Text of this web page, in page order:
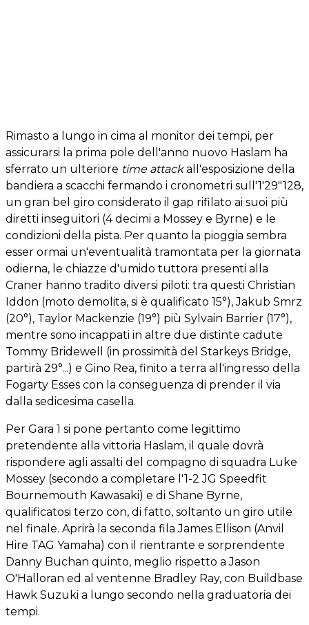
Rimasto a lungo in cima al monitor dei tempi, per
assicurarsi la prima pole dell'anno nuovo Haslam ha
sferrato un ulteriore time attackall'esposizione della
bandiera a scacchi fermando i cronometri sull'1'29"128,
un gran bel giro considerato il gap rifilato ai suoi più
diretti inseguitori (4 decimi a Mossey e Byrne) e le
condizioni della pista. Per quanto la pioggia sembra
esser ormai un'eventualità tramontata per la giornata
odierna, le chiazze d'umido tuttora presenti alla
Craner hanno tradito diversi piloti: tra questi Christian
Iddon (moto demolita, si è qualificato 15°), Jakub Smrz
(20°), Taylor Mackenzie (19°) più Sylvain Barrier (17°),
mentre sono incappati in altre due distinte cadute
Tommy Bridewell (in prossimità del Starkeys Bridge,
partirà 29°...) e Gino Rea, finito a terra all'ingresso della
Fogarty Esses con la conseguenza di prender il via
dalla sedicesima casella.
Per Gara 1 si pone pertanto come legittimo
pretendente alla vittoria Haslam, il quale dovrà
rispondere agli assalti del compagno di squadra Luke
Mossey (secondo a completare l'1-2 JG Speedfit
Bournemouth Kawasaki) e di Shane Byrne,
qualificatosi terzo con, di fatto, soltanto un giro utile
nel finale. Aprirà la seconda fila James Ellison (Anvil
Hire TAG Yamaha) con il rientrante e sorprendente
Danny Buchan quinto, meglio rispetto a Jason
O'Halloran ed al ventenne Bradley Ray, con Buildbase
Hawk Suzuki a lungo secondo nella graduatoria dei
tempi.